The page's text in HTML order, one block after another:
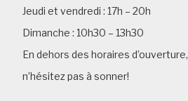
Jeudi et vendredi : 17h – 20h
Dimanche : 10h30 – 13h30
En dehors des horaires d’ouverture,
n’hésitez pas à sonner!